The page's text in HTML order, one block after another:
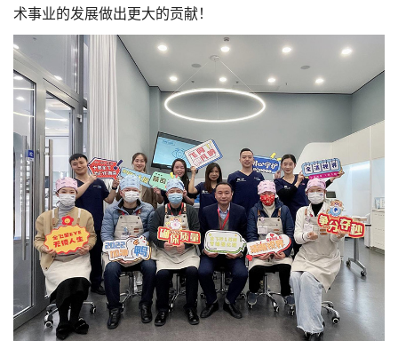
术事业的发展做出更大的贡献！